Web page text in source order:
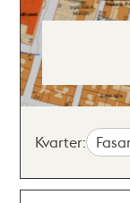
Kvarter: